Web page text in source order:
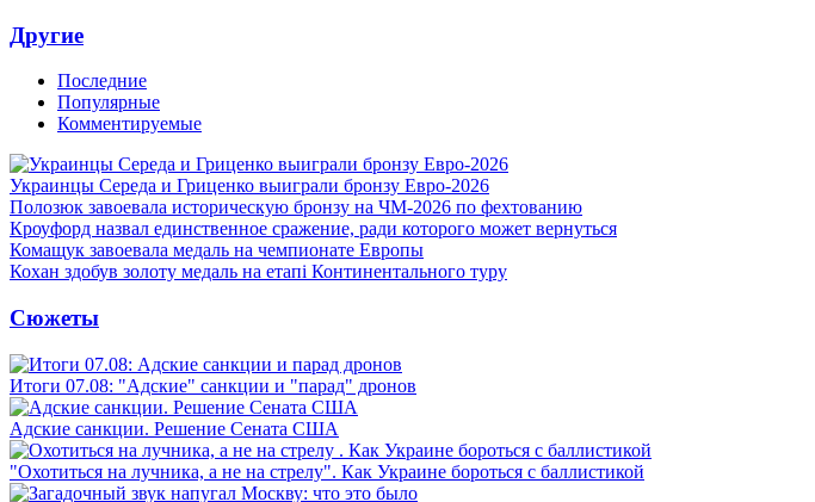
Другие
Последние
Популярные
Комментируемые
Украинцы Середа и Гриценко выиграли бронзу Евро-2026
Полозюк завоевала историческую бронзу на ЧМ-2026 по фехтованию
Кроуфорд назвал единственное сражение, ради которого может вернуться
Комащук завоевала медаль на чемпионате Европы
Кохан здобув золоту медаль на етапі Континентального туру
Сюжеты
Итоги 07.08: "Адские" санкции и "парад" дронов
Адские санкции. Решение Сената США
"Охотиться на лучника, а не на стрелу". Как Украине бороться с баллистикой